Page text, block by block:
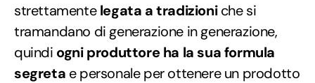
strettamentelegata a tradizioniche si
tramandano di generazione in generazione,
quindi ogni produttore ha la sua formula
segreta e personale per ottenere un prodotto